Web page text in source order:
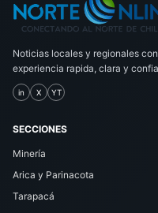
Noticias locales y regionales
experiencia rapida, clara y
in X YT
SECCIONES
Minería
Arica y Parinacota
Tarapacá